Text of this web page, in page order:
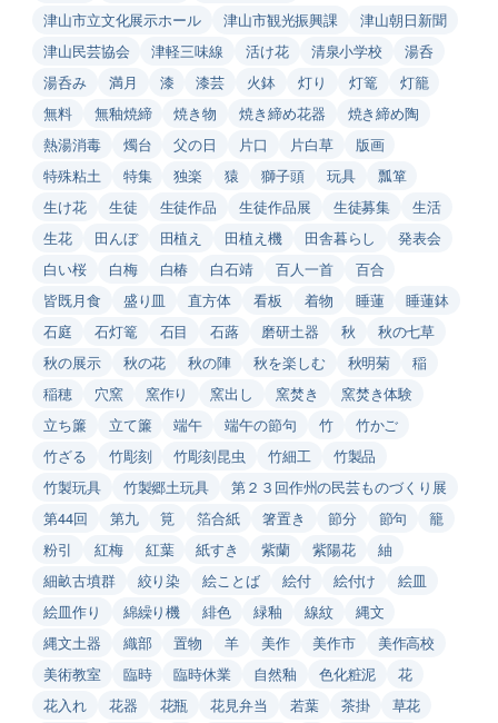
津山市立文化展示ホール
津山市観光振興課
津山朝日新聞
津山民芸協会
津軽三味線 活け花 清泉小学校
湯呑
湯呑み
満月 漆 漆芸 火鉢 灯り 灯篭
灯籠
無料
無釉焼締 焼き物 焼き締め花器
焼き締め陶
熱湯消毒
燭台 父の日 片口 片白草
版画
特殊粘土
特集 独楽 猿 獅子頭 玩具
瓢箪
生け花
生徒 生徒作品 生徒作品展 生徒募集
生活
生花
田んぼ 田植え 田植え機 田舎暮らし
発表会
白い桜
白梅 白椿 白石靖 百人一首
百合
皆既月食
盛り皿 直方体 看板 着物 睡蓮
睡蓮鉢
石庭
石灯篭 石目 石蕗 磨研土器 秋
秋の七草
秋の展示
秋の花 秋の陣 秋を楽しむ 秋明菊
稲
稲穂
穴窯 窯作り 窯出し 窯焚き
窯焚き体験
立ち簾
立て簾 端午 端午の節句 竹
竹かご
竹ざる
竹彫刻 竹彫刻昆虫 竹細工
竹製品
竹製玩具
竹製郷土玩具
第２３回作州の民芸ものづくり展
第44回
第九 筧 箔合紙 箸置き 節分 節句
籠
粉引
紅梅 紅葉 紙すき 紫蘭 紫陽花
紬
細畝古墳群
絞り染 絵ことば 絵付 絵付け
絵皿
絵皿作り
綿繰り機 緋色 緑釉 線紋
縄文
縄文土器
織部 置物 羊 美作 美作市
美作高校
美術教室
臨時 臨時休業 自然釉 色化粧泥
花
花入れ
花器 花瓶 花見弁当 若葉 茶掛
草花